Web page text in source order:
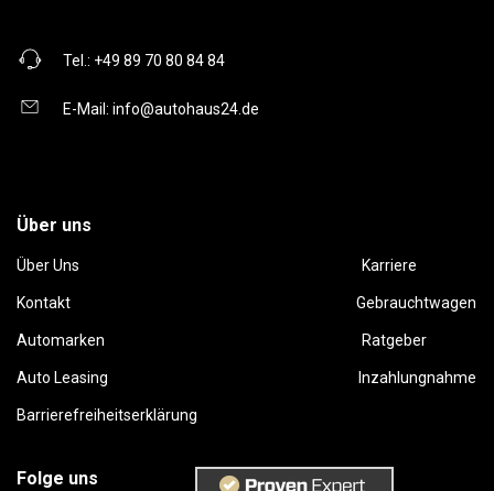
Tel.: +49 89 70 80 84 84
E-Mail: info@autohaus24.de
Über uns
Über Uns Karriere
Kontakt Gebrauchtwagen
Automarken Ratgeber
Auto Leasing Inzahlungnahme
Barrierefreiheitserklärung
Folge uns